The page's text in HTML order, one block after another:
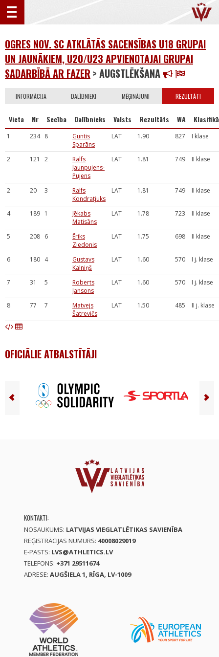
OGRES NOV. SC ATKLĀTĀS SACENSĪBAS U18 GRUPAI
UN JAUNĀKIEM, U20/U23 APVIENOTAJAI GRUPAI
SADARBĪBĀ AR FAZER > AUGSTLĒKŠANA
INFORMĀCIJA DALĪBNIEKI MĒĢINĀJUMI REZULTĀTI
Vieta Nr Secība Dalībnieks Valsts Rezultāts WA
1 234 8
Guntis
Sparāns
LAT 1.90 827 I klase
2 121 2
Ralfs
Jaunpujens-
Pujens
LAT 1.81 749 II klase
2 20 3
Ralfs
Kondratjuks
LAT 1.81 749 II klase
4 189 1
Jēkabs
Matisāns
LAT 1.78 723 II klase
5 208 6
Ēriks
Ziedonis
LAT 1.75 698 II klase
6 180 4
Gustavs
Kalniņš
LAT 1.60 570 I j. klase
7 31 5
Roberts
Jansons
LAT 1.60 570 I j. klase
8 77 7
Matvejs
Šatrevičs
LAT 1.50 485 II j. klase
OFICIĀLIE ATBALSTĪTĀJI
KONTAKTI:
NOSAUKUMS: LATVIJAS VIEGLATLĒTIKAS SAVIENĪBA
REĢISTRĀCIJAS NUMURS: 40008029019
E-PASTS: LVS@ATHLETICS.LV
TELEFONS: +371 29511674
ADRESE: AUGŠIELA 1, RĪGA, LV-1009